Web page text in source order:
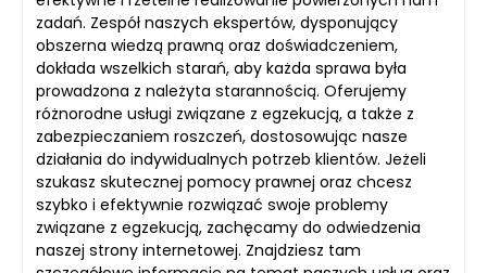
zadań. Zespół naszych ekspertów, dysponujący
obszerna wiedzą prawną oraz doświadczeniem,
dokłada wszelkich starań, aby każda sprawa była
prowadzona z należyta starannością. Oferujemy
różnorodne usługi związane z egzekucją, a także z
zabezpieczaniem roszczeń, dostosowując nasze
działania do indywidualnych potrzeb klientów. Jeżeli
szukasz skutecznej pomocy prawnej oraz chcesz
szybko i efektywnie rozwiązać swoje problemy
związane z egzekucją, zachęcamy do odwiedzenia
naszej strony internetowej. Znajdziesz tam